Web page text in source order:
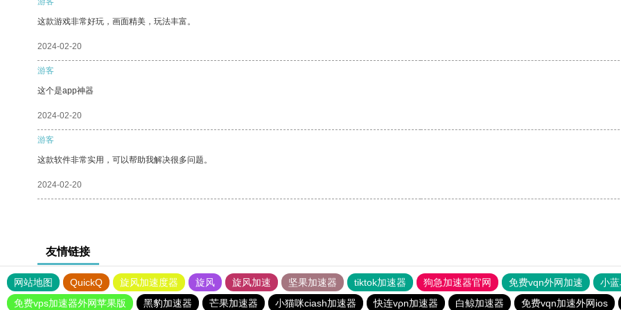
这款游戏非常好玩，画面精美，玩法丰富。
2024-02-20
游客
这个是app神器
2024-02-20
游客
这款软件非常实用，可以帮助我解决很多问题。
2024-02-20
友情链接
网站地图 QuickQ 旋风加速度器 旋风 旋风加速 坚果加速器 tiktok加速器 狗急加速器官网 免费vqn外网加速
小
免费vps加速器外网苹果版
黑豹加速器 芒果加速器 小猫咪ciash加速器 快连vρn加速器 白鲸加速器 免费vqn加速外网ios